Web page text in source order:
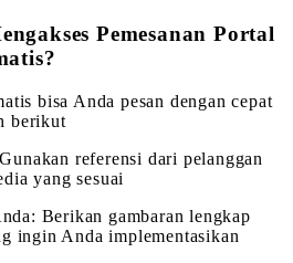
Pemesanan Portal
bisa Anda pesan dengan cepat
berikut
referensi dari pelanggan
yang sesuai
Berikan gambaran lengkap
ingin Anda implementasikan